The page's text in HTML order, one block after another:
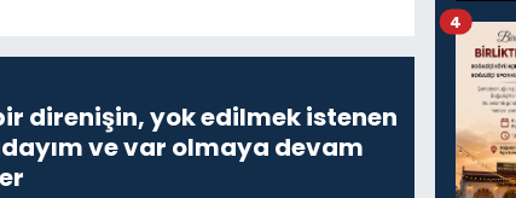
direnişin, yok edilmek istenen
ve var olmaya devam
4